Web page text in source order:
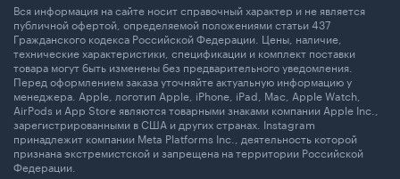
Вся информация на сайте носит справочный характер и не является
публичной офертой, определяемой положениями статьи 437
Гражданского кодекса Российской Федерации. Цены, наличие,
технические характеристики, спецификации и комплект поставки
товара могут быть изменены без предварительного уведомления.
Перед оформлением заказа уточняйте актуальную информацию у
менеджера. Apple, логотип Apple, iPhone, iPad, Mac, Apple Watch,
AirPods и App Store являются товарными знаками компании Apple Inc.,
зарегистрированными в США и других странах. Instagram
принадлежит компании Meta Platforms Inc., деятельность которой
признана экстремистской и запрещена на территории Российской
Федерации.